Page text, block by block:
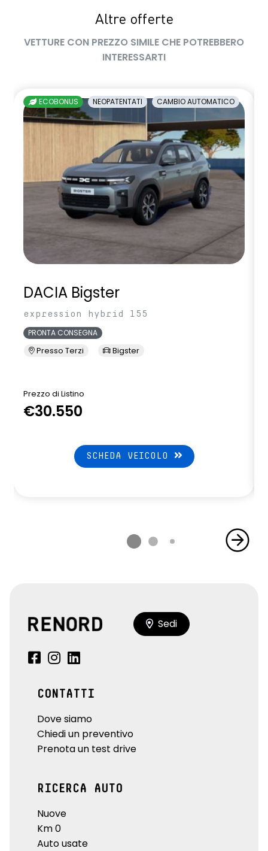
sedile passeggero regolabile in altezza
sedili posteriori ripiegabili 1/3 - 2/3
shark antenna
sistema di controllo della pressione pneumatici indiretto
sistema di frenata d'emergenza attiva
sistema multimediale openR link 10.4" con Google integrato
volante in pelle
Altre offerte
VETTURE CON PREZZO SIMILE CHE POTREBBERO
INTERESSARTI
ECOBONUS NEOPATENTATI CAMBIO AUTOMATICO
DACIA Bigster
expression hybrid 155
PRONTA CONSEGNA
Presso Terzi Bigster
Prezzo di Listino
€30.550
SCHEDA VEICOLO
Sedi
CONTATTI
Dove siamo
Chiedi un preventivo
Prenota un test drive
RICERCA AUTO
Nuove
Km 0
Auto usate